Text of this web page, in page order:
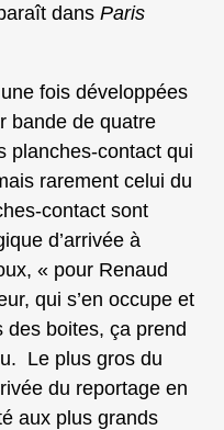
dans Paris
fois développées
bande de quatre
planches-contact qui
rarement celui du
contact sont
d’arrivée à
« pour Renaud
qui s’en occupe et
des boites, ça prend
Le plus gros du
du reportage en
aux plus grands